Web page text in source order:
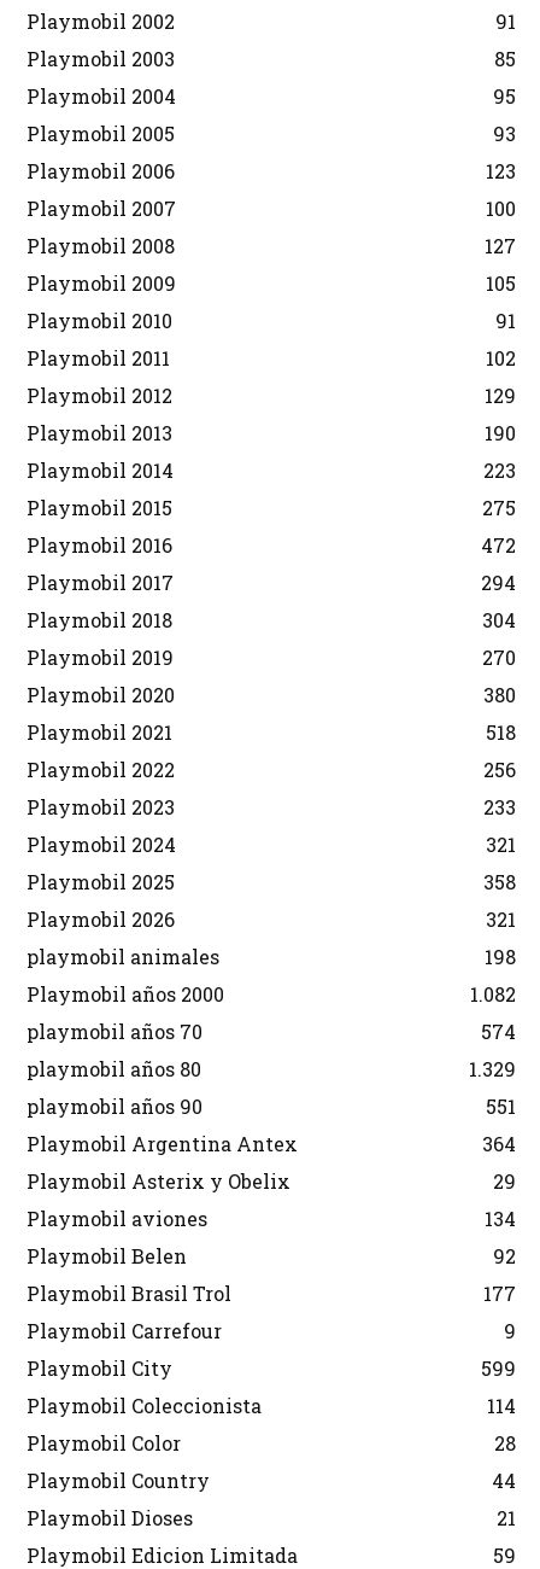
Playmobil 2002
91
Playmobil 2003
85
Playmobil 2004
95
Playmobil 2005
93
Playmobil 2006
123
Playmobil 2007
100
Playmobil 2008
127
Playmobil 2009
105
Playmobil 2010
91
Playmobil 2011
102
Playmobil 2012
129
Playmobil 2013
190
Playmobil 2014
223
Playmobil 2015
275
Playmobil 2016
472
Playmobil 2017
294
Playmobil 2018
304
Playmobil 2019
270
Playmobil 2020
380
Playmobil 2021
518
Playmobil 2022
256
Playmobil 2023
233
Playmobil 2024
321
Playmobil 2025
358
Playmobil 2026
321
playmobil animales
198
Playmobil años 2000
1.082
playmobil años 70
574
playmobil años 80
1.329
playmobil años 90
551
Playmobil Argentina Antex
364
Playmobil Asterix y Obelix
29
Playmobil aviones
134
Playmobil Belen
92
Playmobil Brasil Trol
177
Playmobil Carrefour
9
Playmobil City
599
Playmobil Coleccionista
114
Playmobil Color
28
Playmobil Country
44
Playmobil Dioses
21
Playmobil Edicion Limitada
59